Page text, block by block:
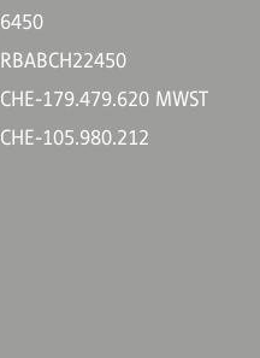
6450
RBABCH22450
CHE-179.479.620 MWST
CHE-105.980.212